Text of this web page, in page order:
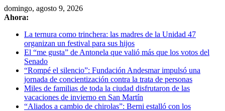
Skip
to
domingo, agosto 9, 2026
Ahora:
La ternura como trinchera: las madres de la Unidad 47
organizan un festival para sus hijos
El “me gusta” de Antonela que valió más que los votos del
Senado
“Rompé el silencio”: Fundación Andesmar impulsó una
jornada de concientización contra la trata de personas
Miles de familias de toda la ciudad disfrutaron de las
vacaciones de invierno en San Martín
“Aliados a cambio de chirolas”: Berni estalló con los